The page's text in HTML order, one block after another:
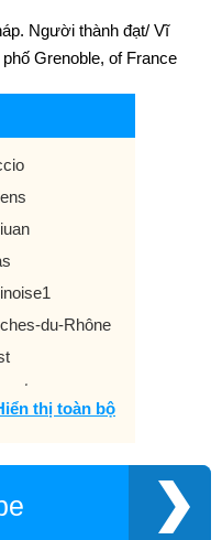
Người thành đạt/ Vĩ
Grenoble, of France
du-Rhône
thị toàn bộ